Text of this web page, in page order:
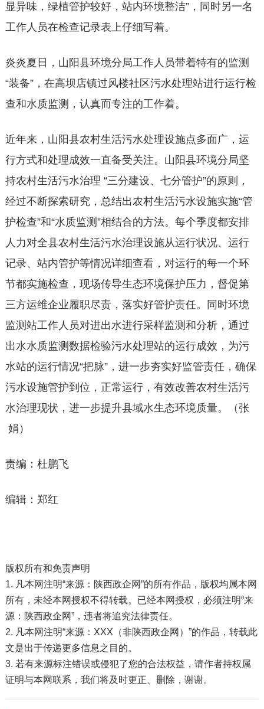
显异味，绿植管护较好，站内环境整洁”，同时另一名
工作人员在检查记录表上仔细写着。
炎炎夏日，山阳县环境分局工作人员带着特有的监测
“装备”，在高坝店镇过风楼社区污水处理站进行运行检
查和水质监测，认真而专注的工作着。
近年来，山阳县农村生活污水处理设施点多面广，运
行方式和处理成效一直备受关注。山阳县环境分局坚
持农村生活污水治理 “三分建设、七分管护”的原则，
经过不断探索研究，总结出农村生活污水设施实施“管
护检查”和“水质监测”相结合的方法。每个季度都安排
人力对全县农村生活污水治理设施从运行状况、运行
记录、站内管护等情况详细查看，对运行的每一个环
节都实施检查，现场传导生态环境保护压力，督促第
三方运维企业履职尽责，落实好管护责任。同时环境
监测站工作人员对进出水进行采样监测和分析，通过
出水水质监测数据检验污水处理站的运行成效，为污
水站的运行情况“把脉”，进一步夯实好监管责任，确保
污水设施管护到位，正常运行，有效改善农村生活污
水治理现状，进一步提升县域水生态环境质量。（张
娟）
责编：杜鹏飞
编辑：郑红
版权所有和免责声明
1. 凡本网注明“来源：陕西政企网”的所有作品，版权均属本网
所有，未经本网授权不得转载。已经本网授权，必须注明“来
源：陕西政企网”，违者将追究法律责任。
2. 凡本网注明“来源：XXX（非陕西政企网）”的作品，转载此
文是出于传递更多信息之目的。
3. 若有来源标注错误或侵犯了您的合法权益，请作者持权属
证明与本网联系，我们将及时更正、删除，谢谢。